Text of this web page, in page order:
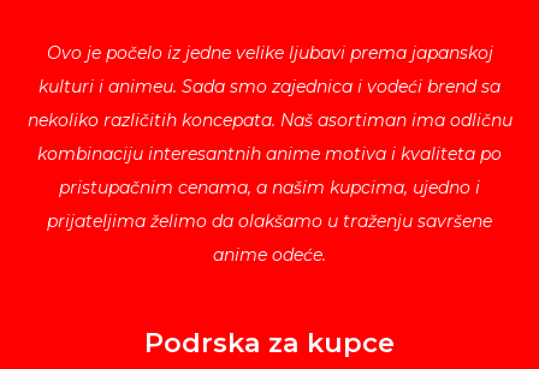
Ovo je počelo iz jedne velike ljubavi prema japanskoj
kulturi i animeu. Sada smo zajednica i vodeći brend sa
nekoliko različitih koncepata. Naš asortiman ima odličnu
kombinaciju interesantnih anime motiva i kvaliteta po
pristupačnim cenama, a našim kupcima, ujedno i
prijateljima želimo da olakšamo u traženju savršene
anime odeće.
Podrska za kupce